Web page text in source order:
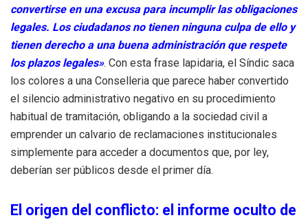
convertirse en una excusa para incumplir las obligaciones
legales. Los ciudadanos no tienen ninguna culpa de ello y
tienen derecho a una buena administración que respete
los plazos legales». Con esta frase lapidaria, el Síndic saca
los colores a una Conselleria que parece haber convertido
el silencio administrativo negativo en su procedimiento
habitual de tramitación, obligando a la sociedad civil a
emprender un calvario de reclamaciones institucionales
simplemente para acceder a documentos que, por ley,
deberían ser públicos desde el primer día.
El origen del conflicto: el informe oculto de